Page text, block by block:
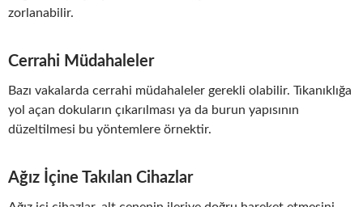
zorlanabilir.
Cerrahi Müdahaleler
Bazı vakalarda cerrahi müdahaleler gerekli olabilir. Tıkanıklığa
yol açan dokuların çıkarılması ya da burun yapısının
düzeltilmesi bu yöntemlere örnektir.
Ağız İçine Takılan Cihazlar